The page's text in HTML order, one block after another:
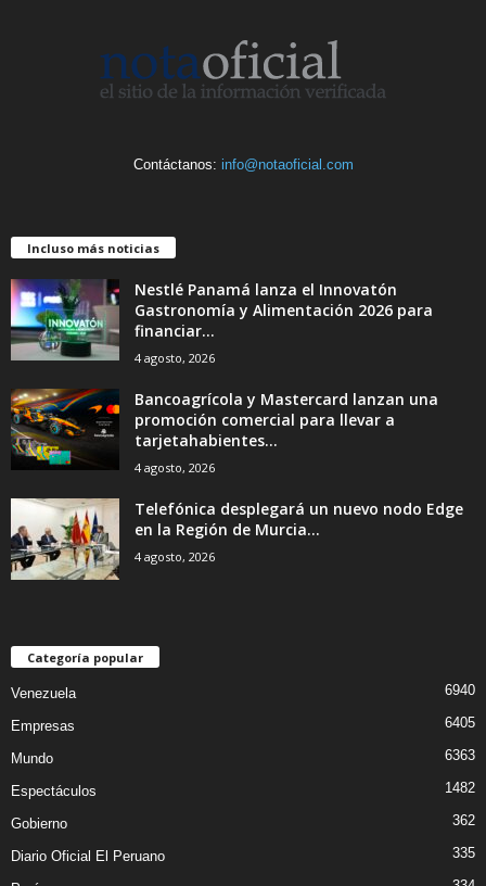
Contáctanos: info@notaoficial.com
Incluso más noticias
Nestlé Panamá lanza el Innovatón
Gastronomía y Alimentación 2026 para
financiar...
4 agosto, 2026
Bancoagrícola y Mastercard lanzan una
promoción comercial para llevar a
tarjetahabientes...
4 agosto, 2026
Telefónica desplegará un nuevo nodo Edge
en la Región de Murcia...
4 agosto, 2026
Categoría popular
Venezuela 6940
Empresas 6405
Mundo 6363
Espectáculos 1482
Gobierno 362
Diario Oficial El Peruano 335